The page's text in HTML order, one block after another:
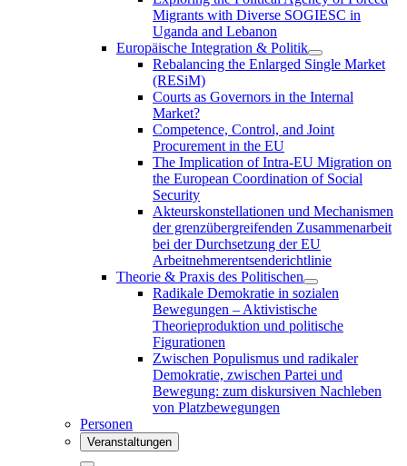
Migrants with Diverse SOGIESC in
Uganda and Lebanon
Europäische Integration & Politik
Rebalancing the Enlarged Single Market
(RESiM)
Courts as Governors in the Internal
Market?
Competence, Control, and Joint
Procurement in the EU
The Implication of Intra-EU Migration on
the European Coordination of Social
Security
Akteurskonstellationen und Mechanismen
der grenzübergreifenden Zusammenarbeit
bei der Durchsetzung der EU
Arbeitnehmerentsenderichtlinie
Theorie & Praxis des Politischen
Radikale Demokratie in sozialen
Bewegungen – Aktivistische
Theorieproduktion und politische
Figurationen
Zwischen Populismus und radikaler
Demokratie, zwischen Partei und
Bewegung: zum diskursiven Nachleben
von Platzbewegungen
Personen
Veranstaltungen